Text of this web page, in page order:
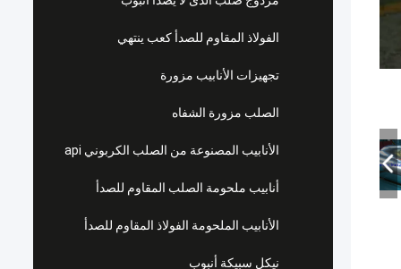
الفولاذ المقاوم للصدأ كعب ينتهي
تجهيزات الأنابيب مزورة
الصلب مزورة الشفاه
الأنابيب المصنوعة من الصلب الكربوني api
أنابيب ملحومة الصلب المقاوم للصدأ
الأنابيب الملحومة الفولاذ المقاوم للصدأ
نيكل سبيكة أنبوب